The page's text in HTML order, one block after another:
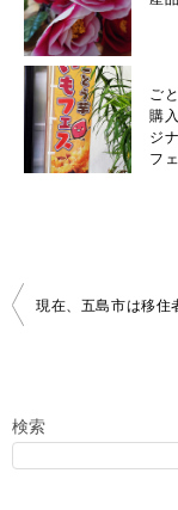
ご
購
ジ
フ
投
稿
ゲ
検索